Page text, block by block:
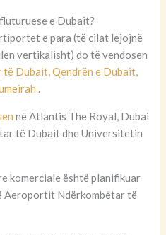
e Dubait?
e para (të cilat lejojnë
vertikalisht) do të vendosen
Dubait, Qendrën e Dubait,
.
në Atlantis The Royal, Dubai
të Dubait dhe Universitetin
komerciale është planifikuar
Ndërkombëtar të